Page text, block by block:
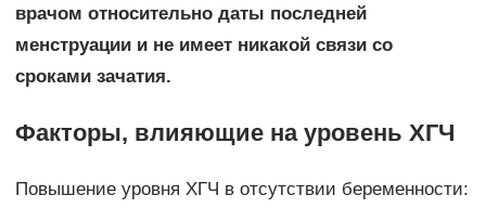
врачом относительно даты последней
менструации и не имеет никакой связи со
сроками зачатия.
Факторы, влияющие на уровень ХГЧ
Повышение уровня ХГЧ в отсутствии беременности: